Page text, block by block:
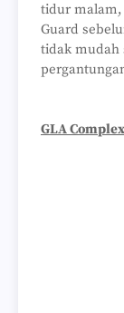
tidur malam,
Guard
tidak mudah
GLA Complex